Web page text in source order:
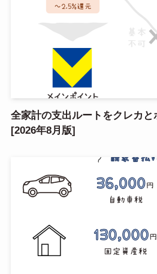
全家計の支出ルートをクレカ
[2026年8月版]